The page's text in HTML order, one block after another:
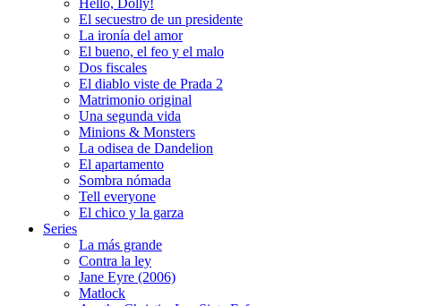
Hello, Dolly!
El secuestro de un presidente
La ironía del amor
El bueno, el feo y el malo
Dos fiscales
El diablo viste de Prada 2
Matrimonio original
Una segunda vida
Minions & Monsters
La odisea de Dandelion
El apartamento
Sombra nómada
Tell everyone
El chico y la garza
Series
La más grande
Contra la ley
Jane Eyre (2006)
Matlock